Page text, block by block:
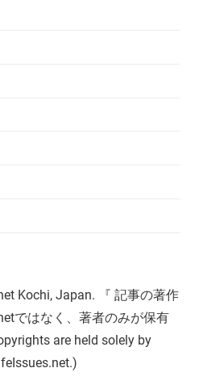
Kochi, Japan. 『 記事の著作
ではなく、著者のみが保有
are held solely by